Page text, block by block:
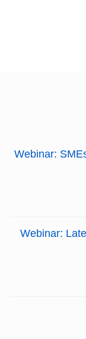
Webinar:
Webinar: